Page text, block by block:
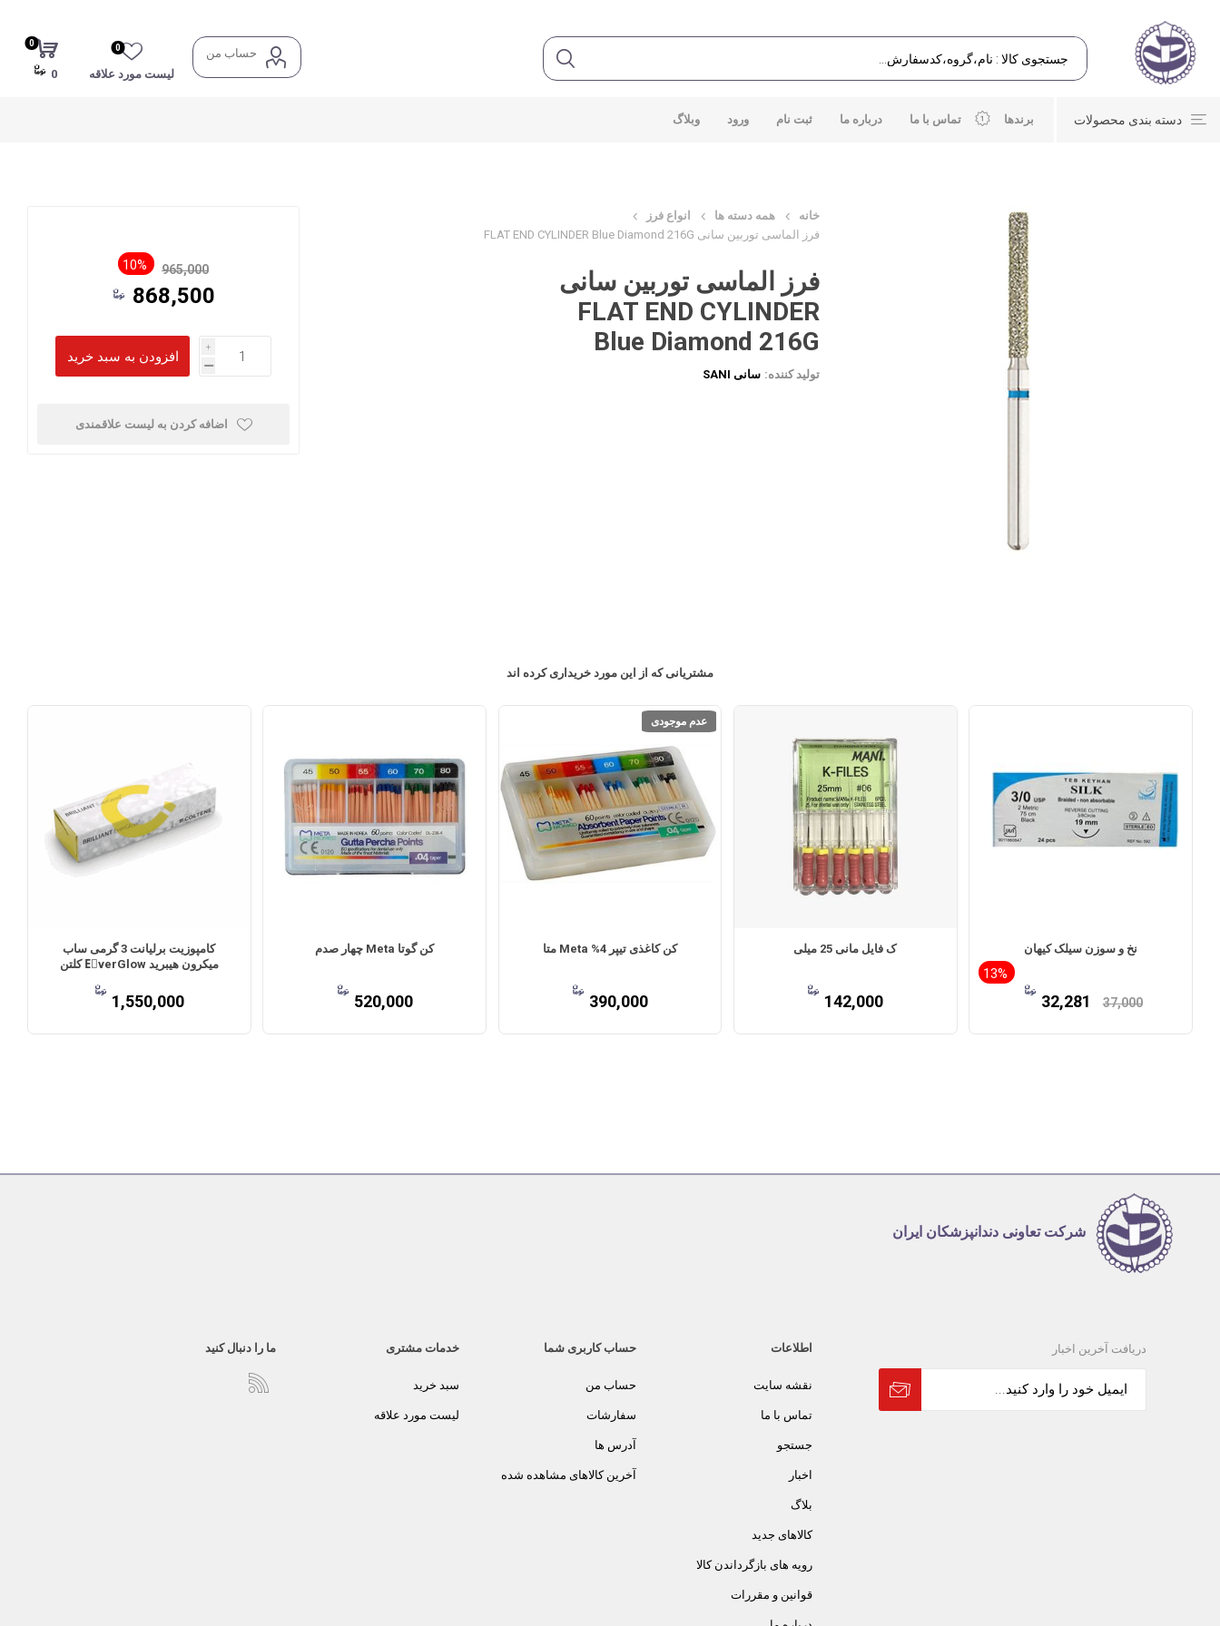
حساب من
لیست مورد علاقه
0
0
0
دسته بندی محصولات برندها تماس با ما درباره ما ثبت نام ورود وبلاگ
خانه همه دسته ها
انواع فرز
فرز الماسی توربین سانی FLAT END CYLINDER Blue Diamond 216G
فرز الماسی توربین سانی
FLAT END CYLINDER
Blue Diamond 216G
تولید کننده: سانی SANI
965,000
10%
868,500
i
h
اضافه کردن به لیست علاقمندی
مشتریانی که از این مورد خریداری کرده اند
نخ و سوزن سیلک کیهان
37,000
13%
32,281
ک فایل مانی 25 میلی
142,000
عدم موجودی
کن کاغذی تیپر 4% Meta متا
390,000
کن گوتا Meta چهار صدم
520,000
کامپوزیت برلیانت 3 گرمی ساب
میکرون هیبرید EَverGlow کلتن
1,550,000
شرکت تعاونی دندانپزشکان ایران
دریافت آخرین اخبار اطلاعات
نقشه سایت
تماس با ما
جستجو
اخبار
بلاگ
کالاهای جدید
رویه های بازگرداندن کالا
قوانین و مقررات
حساب کاربری شما
حساب من
سفارشات
آدرس ها
آخرین کالاهای مشاهده شده
خدمات مشتری
سبد خرید
لیست مورد علاقه
ما را دنبال کنید